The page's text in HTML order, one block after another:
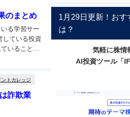
のまとめ
る学習サー
している投資
いることが
ントカレッジ
詐欺業
1月29日更新！おす
は？
気軽に株情
AI投資ツール「